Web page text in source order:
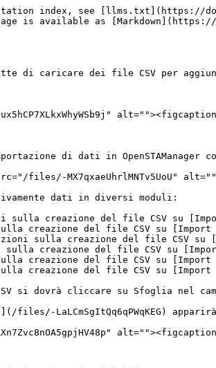
index, see [llms.txt](https://
is available as [Markdown](https://
di caricare dei file CSV per
di dati in OpenSTAManager
files/-MX7qxaeUhrlMNTv5UoU"
dati in diversi moduli:
sulla creazione del file CSV su
creazione del file CSV su [Import
sulla creazione del file CSV su
creazione del file CSV su
creazione del file CSV su [Import
creazione del file CSV su [Import
si dovrà cliccare su Sfoglia nel
LaLCmSgItQq6qPWqKEG)